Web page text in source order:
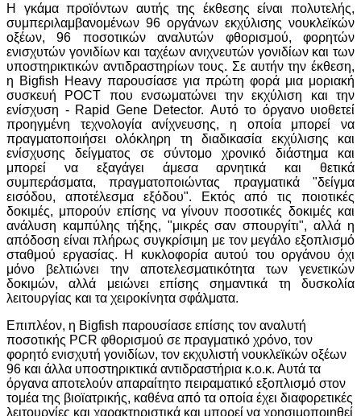
Η γκάμα προϊόντων αυτής της έκθεσης είναι πολυτελής,
συμπεριλαμβανομένων 96 οργάνων εκχύλισης νουκλεϊκών
οξέων, 96 ποσοτικών αναλυτών φθορισμού, φορητών
ενισχυτών γονιδίων και ταχέων ανιχνευτών γονιδίων και των
υποστηρικτικών αντιδραστηρίων τους. Σε αυτήν την έκθεση,
η Bigfish Heavy παρουσίασε για πρώτη φορά μια μοριακή
συσκευή POCT που ενσωματώνει την εκχύλιση και την
ενίσχυση - Rapid Gene Detector. Αυτό το όργανο υιοθετεί
προηγμένη τεχνολογία ανίχνευσης, η οποία μπορεί να
πραγματοποιήσει ολόκληρη τη διαδικασία εκχύλισης και
ενίσχυσης δείγματος σε σύντομο χρονικό διάστημα και
μπορεί να εξαγάγει άμεσα αρνητικά και θετικά
συμπεράσματα, πραγματοποιώντας πραγματικά "δείγμα
εισόδου, αποτέλεσμα εξόδου". Εκτός από τις ποιοτικές
δοκιμές, μπορούν επίσης να γίνουν ποσοτικές δοκιμές και
ανάλυση καμπύλης τήξης, "μικρές σαν σπουργίτι", αλλά η
απόδοση είναι πλήρως συγκρίσιμη με τον μεγάλο εξοπλισμό
σταθμού εργασίας. Η κυκλοφορία αυτού του οργάνου όχι
μόνο βελτιώνει την αποτελεσματικότητα των γενετικών
δοκιμών, αλλά μειώνει επίσης σημαντικά τη δυσκολία
λειτουργίας και τα χειροκίνητα σφάλματα.
Επιπλέον, η Bigfish παρουσίασε επίσης τον αναλυτή
ποσοτικής PCR φθορισμού σε πραγματικό χρόνο, τον
φορητό ενισχυτή γονιδίων, τον εκχυλιστή νουκλεϊκών οξέων
96 και άλλα υποστηρικτικά αντιδραστήρια κ.ο.κ. Αυτά τα
όργανα αποτελούν απαραίτητο πειραματικό εξοπλισμό στον
τομέα της βιοϊατρικής, καθένα από τα οποία έχει διαφορετικές
λειτουργίες και χαρακτηριστικά και μπορεί να χρησιμοποιηθεί